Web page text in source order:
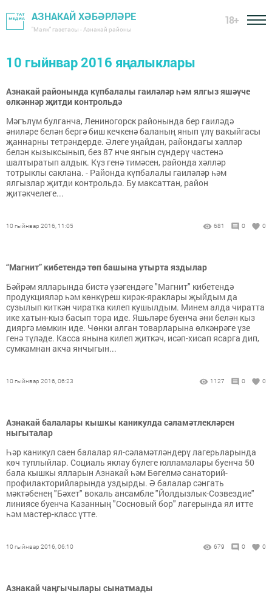
АЗНАКАЙ ХӘБӘРЛӘРЕ
"Маяк" газетасы - Азнакай районы
18+
10 гыйнвар 2016 яңалыклары
Азнакай районында күпбалалы гаиләләр һәм ялгыз яшәүче
өлкәннәр җитди контрольдә
Мәгълүм булганча, Лениногорск районында бер гаиләдә
әниләре белән бергә биш кечкенә баланың янып үлү вакыйгасы
җаннарны тетрәндерде. Әлеге уңайдан, райондагы хәлләр
белән кызыксынып, без 87 нче янгын сүндерү частенә
шалтыратып алдык. Күз генә тимәсен, районда хәлләр
тотрыклы саклана. - Районда күпбалалы гаиләләр һәм
ялгызлар җитди контрольдә. Бу максаттан, район
җитәкчелеге...
10 гыйнвар 2016, 11:05 681 0 0
“Магнит” кибетендә төп башына утырта яздылар
Бәйрәм ялларында бистә үзәгендәге "Магнит" кибетендә
продукцияләр һәм көнкүреш кирәк-яраклары җыйдым да
сузылып киткән чиратка килеп кушылдым. Минем алда чиратта
ике хатын-кыз басып тора иде. Яшьләре буенча әни белән кыз
дияргә мөмкин иде. Чөнки алган товарларына өлкәнрәге үзе
генә түләде. Касса янына килеп җиткәч, исәп-хисап ясарга дип,
сумкамнан акча янчыгын...
10 гыйнвар 2016, 06:23 1127 0 0
Азнакай балалары кышкы каникулда сәламәтлекләрен
ныгыталар
Һәр каникул саен балалар ял-сәламәтләндерү лагерьларында
көч туплыйлар. Социаль яклау бүлеге юлламалары буенча 50
бала кышкы ялларын Азнакай һәм Бөгелмә санаторий-
профилакторийларында уздырды. Ә балалар сәнгать
мәктәбенең "Бәхет" вокаль ансамбле "Йолдызлык-Созвездие"
линиясе буенча Казанның "Сосновый бор" лагерында ял итте
һәм мастер-класс үтте.
10 гыйнвар 2016, 06:10 679 0 0
Азнакай чаңгычылары сынатмады